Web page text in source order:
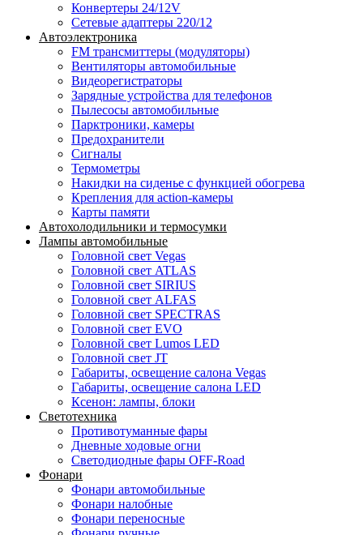
Конвертеры 24/12V
Сетевые адаптеры 220/12
Автоэлектроника
FM трансмиттеры (модуляторы)
Вентиляторы автомобильные
Видеорегистраторы
Зарядные устройства для телефонов
Пылесосы автомобильные
Парктроники, камеры
Предохранители
Сигналы
Термометры
Накидки на сиденье с функцией обогрева
Крепления для action-камеры
Карты памяти
Автохолодильники и термосумки
Лампы автомобильные
Головной свет Vegas
Головной свет ATLAS
Головной свет SIRIUS
Головной свет ALFAS
Головной свет SPECTRAS
Головной свет EVO
Головной свет Lumos LED
Головной свет JT
Габариты, освещение салона Vegas
Габариты, освещение салона LED
Ксенон: лампы, блоки
Светотехника
Противотуманные фары
Дневные ходовые огни
Светодиодные фары OFF-Road
Фонари
Фонари автомобильные
Фонари налобные
Фонари переносные